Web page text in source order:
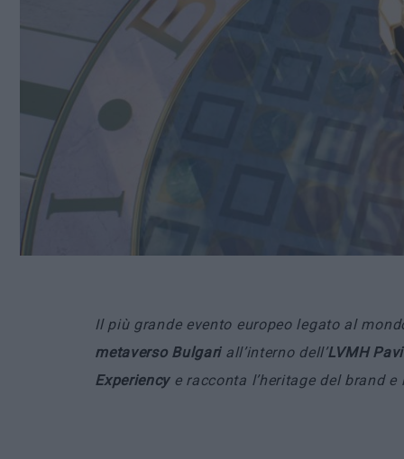
Il più grande evento europeo legato al
metaverso Bulgariall’interno dell’LVMH
Experiencye racconta l’heritage del brand